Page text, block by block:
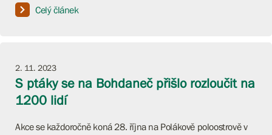
Celý článek
2. 11. 2023
S ptáky se na Bohdaneč přišlo rozloučit na
1200 lidí
Akce se každoročně koná 28. října na Polákově poloostrově v